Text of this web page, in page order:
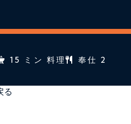
15 ミン 料理 奉仕 2
る